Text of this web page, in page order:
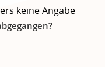
keine Angabe